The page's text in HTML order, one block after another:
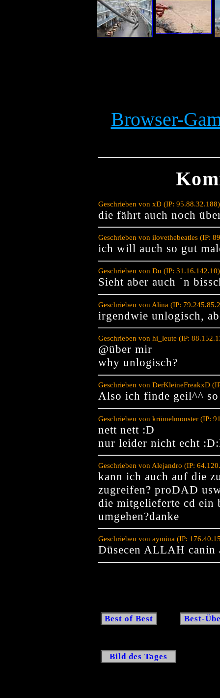
Browser-
Geschrieben von xD (IP:
die fährt auch noch
Geschrieben von ilovethebeatles (IP:
ich will auch so gut
Geschrieben von Du (IP:
Sieht aber auch ´n
Geschrieben von Alina (IP:
irgendwie unlogisch,
Geschrieben von hi_leute (IP:
@über mir
why unlogisch?
Geschrieben von DerKleineFreakxD
Also ich finde geil^^
Geschrieben von krümelmonster (IP:
nett nett :D
nur leider nicht echt
Geschrieben von Alejandro (IP:
kann ich auch auf die
zugreifen? proDAD
die mitgelieferte cd ein
umgehen?danke
Geschrieben von aymina (IP:
Düsecen ALLAH canin
Best of Best Best-
Bild des Tages